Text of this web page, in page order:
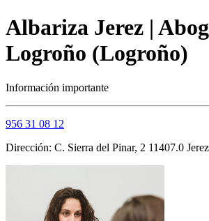
Albariza Jerez |
Logroño (Logroño)
Información importante
956 31 08 12
Dirección: C. Sierra del Pinar, 2 11407.0